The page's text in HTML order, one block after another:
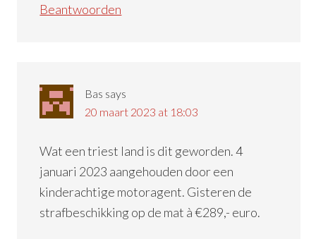
Beantwoorden
Bas says
20 maart 2023 at 18:03
Wat een triest land is dit geworden. 4
januari 2023 aangehouden door een
kinderachtige motoragent. Gisteren de
strafbeschikking op de mat à €289,- euro.